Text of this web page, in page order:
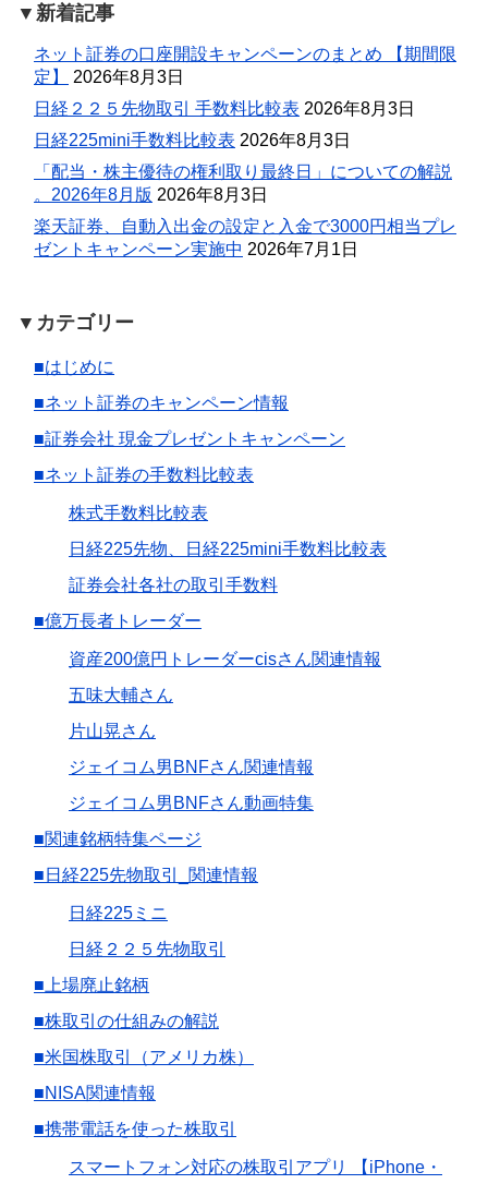
▼新着記事
ネット証券の口座開設キャンペーンのまとめ 【期間限
定】
2026年8月3日
日経２２５先物取引 手数料比較表 2026年8月3日
日経225mini手数料比較表 2026年8月3日
「配当・株主優待の権利取り最終日」についての解説
。2026年8月版 2026年8月3日
楽天証券、自動入出金の設定と入金で3000円相当プレ
ゼントキャンペーン実施中 2026年7月1日
▼カテゴリー
■はじめに
■ネット証券のキャンペーン情報
■証券会社 現金プレゼントキャンペーン
■ネット証券の手数料比較表
株式手数料比較表
日経225先物、日経225mini手数料比較表
証券会社各社の取引手数料
■億万長者トレーダー
資産200億円トレーダーcisさん関連情報
五味大輔さん
片山晃さん
ジェイコム男BNFさん関連情報
ジェイコム男BNFさん動画特集
■関連銘柄特集ページ
■日経225先物取引_関連情報
日経225ミニ
日経２２５先物取引
■上場廃止銘柄
■株取引の仕組みの解説
■米国株取引（アメリカ株）
■NISA関連情報
■携帯電話を使った株取引
スマートフォン対応の株取引アプリ 【iPhone・